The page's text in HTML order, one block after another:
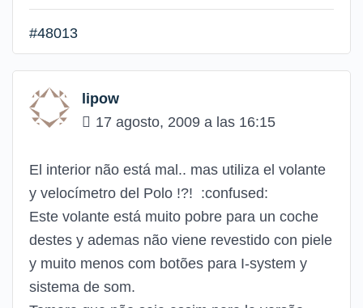
#48013
lipow
17 agosto, 2009 a las 16:15
El interior não está mal.. mas utiliza el volante
y velocímetro del Polo !?! :confused:
Este volante está muito pobre para un coche
destes y ademas não viene revestido con piele
y muito menos com botões para I-system y
sistema de som.